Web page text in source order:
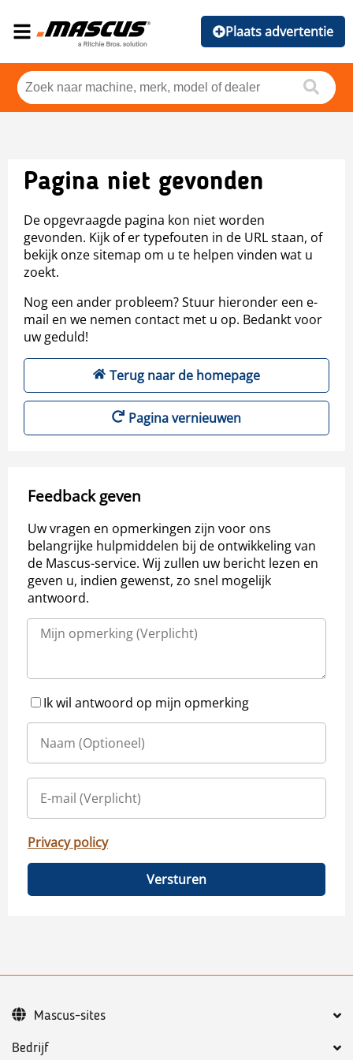
Plaats advertentie
Pagina niet gevonden
De opgevraagde pagina kon niet worden
gevonden. Kijk of er typefouten in de URL staan, of
bekijk onze sitemap om u te helpen vinden wat u
zoekt.
Nog een ander probleem? Stuur hieronder een e-
mail en we nemen contact met u op. Bedankt voor
uw geduld!
Terug naar de homepage
Pagina vernieuwen
Feedback geven
Uw vragen en opmerkingen zijn voor ons
belangrijke hulpmiddelen bij de ontwikkeling van
de Mascus-service. Wij zullen uw bericht lezen en
geven u, indien gewenst, zo snel mogelijk
antwoord.
Ik wil antwoord op mijn opmerking
Privacy policy
Versturen
Bedrijf
Mascus-sites